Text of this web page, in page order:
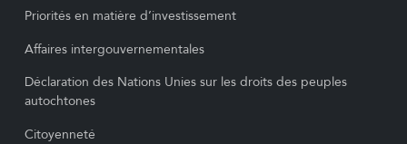
Priorités en matière d’investissement
Affaires intergouvernementales
Déclaration des Nations Unies sur les droits des peuples
autochtones
Citoyenneté